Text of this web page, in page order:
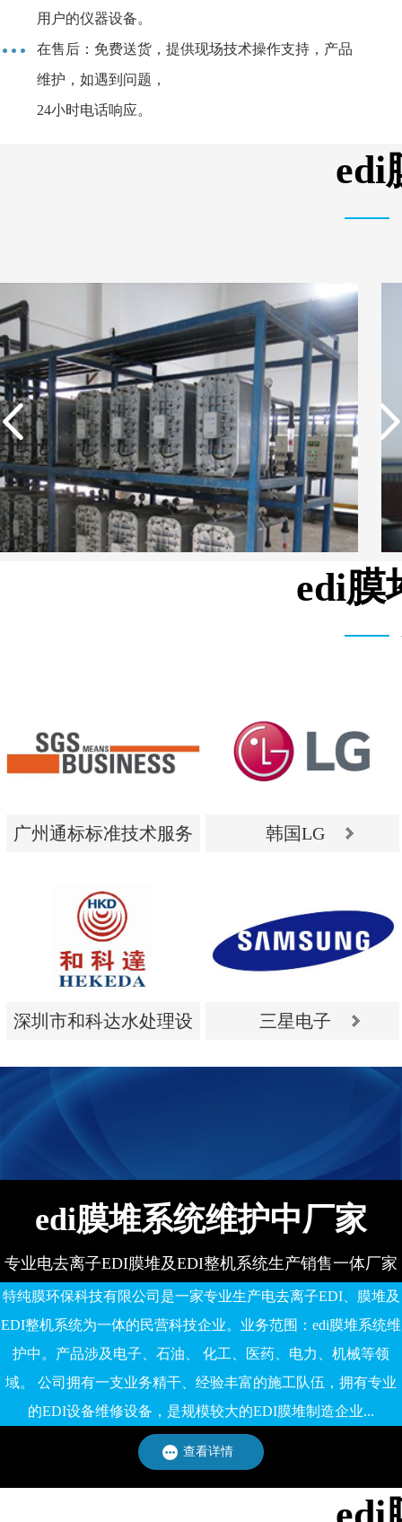
用户的仪器设备。
在售后：免费送货，提供现场技术操作支持，产品
维护，如遇到问题，
24小时电话响应。
edi
edi膜
广州通标标准技术服务
广州通标标准技术服务
有限公司
韩国LG
韩国LG
深圳市和科达水处理设
深圳市和科达水处理设
备有限公司
三星电子
edi膜堆系统维护中厂家
专业电去离子EDI膜堆及EDI整机系统生产销售一体厂家
特纯膜环保科技有限公司是一家专业生产电去离子EDI、膜堆及
EDI整机系统为一体的民营科技企业。业务范围：edi膜堆系统维
护中。产品涉及电子、石油、 化工、医药、电力、机械等领
域。 公司拥有一支业务精干、经验丰富的施工队伍，拥有专业
的EDI设备维修设备，是规模较大的EDI膜堆制造企业...
查看详情